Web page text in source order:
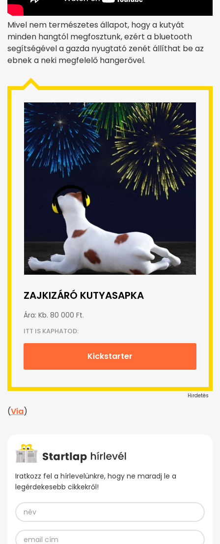
Mivel nem természetes állapot, hogy a kutyát
minden hangtól megfosztunk, ezért a bluetooth
segítségével a gazda nyugtató zenét állíthat be az
ebnek a neki megfelelő hangerővel.
ZAJKIZÁRÓ KUTYASAPKA
Ára: Kb. 80 000 Ft.
ITT IS KAPHATOD:
Kickstarter
Hirdetés
(Via)
Iratkozz fel a hírlevelünkre, hogy ne maradj le a
legérdekesebb cikkekről!